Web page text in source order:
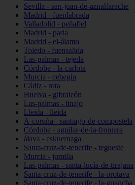
Sevilla - san-juan-de-aznalfarache
Madrid - fuenlabrada
Valladolid - peñafiel
Madrid - parla
Madrid - el-álamo
Toledo - fuensalida
Las-palmas - tejeda
Córdoba - la-carlota
Murcia - cehegín
Cádiz - rota
Huelva - gibraleón
Las-palmas - tinajo
Lleida - lleida
A-coruña - santiago-de-compostela
Córdoba - aguilar-de-la-frontera
álava - eskuernaga
Santa-cruz-de-tenerife - tegueste
Murcia - jumilla
Las-palmas - santa-lucía-de-tirajana
Santa-cruz-de-tenerife - la-orotava
Santa-cruz-de-tenerife - la-guancha